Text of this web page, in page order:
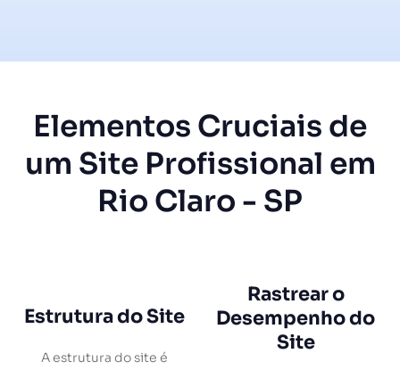
Elementos Cruciais de
um Site Profissional em
Rio Claro - SP
Estrutura do Site
A estrutura do site é
Rastrear o
Desempenho do
Site